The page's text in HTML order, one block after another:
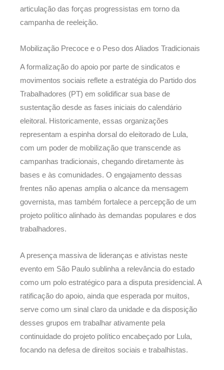
articulação das forças progressistas em torno da
campanha de reeleição.
Mobilização Precoce e o Peso dos Aliados Tradicionais
A formalização do apoio por parte de sindicatos e
movimentos sociais reflete a estratégia do Partido dos
Trabalhadores (PT) em solidificar sua base de
sustentação desde as fases iniciais do calendário
eleitoral. Historicamente, essas organizações
representam a espinha dorsal do eleitorado de Lula,
com um poder de mobilização que transcende as
campanhas tradicionais, chegando diretamente às
bases e às comunidades. O engajamento dessas
frentes não apenas amplia o alcance da mensagem
governista, mas também fortalece a percepção de um
projeto político alinhado às demandas populares e dos
trabalhadores.
A presença massiva de lideranças e ativistas neste
evento em São Paulo sublinha a relevância do estado
como um polo estratégico para a disputa presidencial. A
ratificação do apoio, ainda que esperada por muitos,
serve como um sinal claro da unidade e da disposição
desses grupos em trabalhar ativamente pela
continuidade do projeto político encabeçado por Lula,
focando na defesa de direitos sociais e trabalhistas.